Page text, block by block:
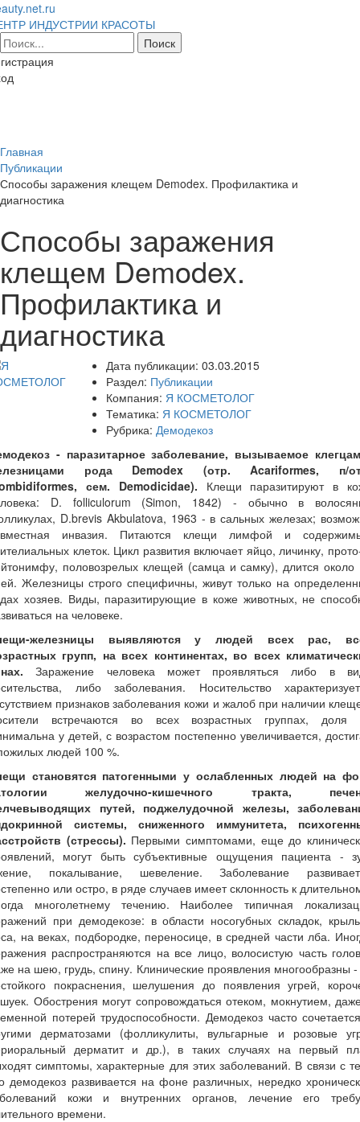
ИНДУСТРИИ КРАСОТЫ
Главная
Публикации
Способы заражения клещем Demodex. Профилактика и
диагностика
Способы заражения
клещем Demodex.
Профилактика и
диагностика
Дата публикации: 03.03.2015
Раздел: Публикации
Компания: Я КОСМЕТОЛОГ
Тематика: Я КОСМЕТОЛОГ
Рубрика: Демодекоз
- паразитарное заболевание, вызываемое
рода Demodex (отр. Acariformes, п/
сем. Demodicidae). Клещи паразитируют в
D. folliculorum (Simon, 1842) - обычно в
D.brevis Akbulatova, 1963 - в сальных железах;
инвазия. Питаются клещи лимфой и
клеток. Цикл развития включает яйцо, личинку,
половозрелых клещей (самца и самку), длится около
Железницы строго специфичны, живут только на
хозяев. Виды, паразитирующие в коже животных, не
на человеке.
железницы выявляются у людей всех рас,
групп, на всех континентах, во всех
Заражение человека может проявляться либо в
либо заболевания. Носительство
признаков заболевания кожи и жалоб при наличии
встречаются во всех возрастных группах, доля
у детей, с возрастом постепенно увеличивается,
людей 100 %.
становятся патогенными у ослабленных людей на
желудочно-кишечного тракта,
путей, поджелудочной железы,
системы, сниженного иммунитета,
(стрессы). Первыми симптомами, еще до
могут быть субъективные ощущения пациента -
покалывание, шевеление. Заболевание
или остро, в ряде случаев имеет склонность к
многолетнему течению. Наиболее типичная
при демодекозе: в области носогубных складок,
на веках, подбородке, переносице, в средней части лба.
распространяются на все лицо, волосистую часть
на шею, грудь, спину. Клинические проявления многообразны -
покраснения, шелушения до появления угрей,
Обострения могут сопровождаться отеком, мокнутием,
потерей трудоспособности. Демодекоз часто
дерматозами (фолликулиты, вульгарные и розовые
дерматит и др.), в таких случаях на первый
симптомы, характерные для этих заболеваний. В связи с
демодекоз развивается на фоне различных, нередко
кожи и внутренних органов, лечение его
времени.